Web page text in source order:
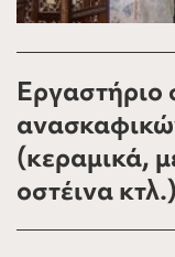
Εργαστήριο
(κεραμικά,
οστέινα κτλ.)